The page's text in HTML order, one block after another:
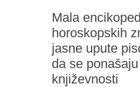
Mala
horoskopskih
jasne upute
da se
književnosti